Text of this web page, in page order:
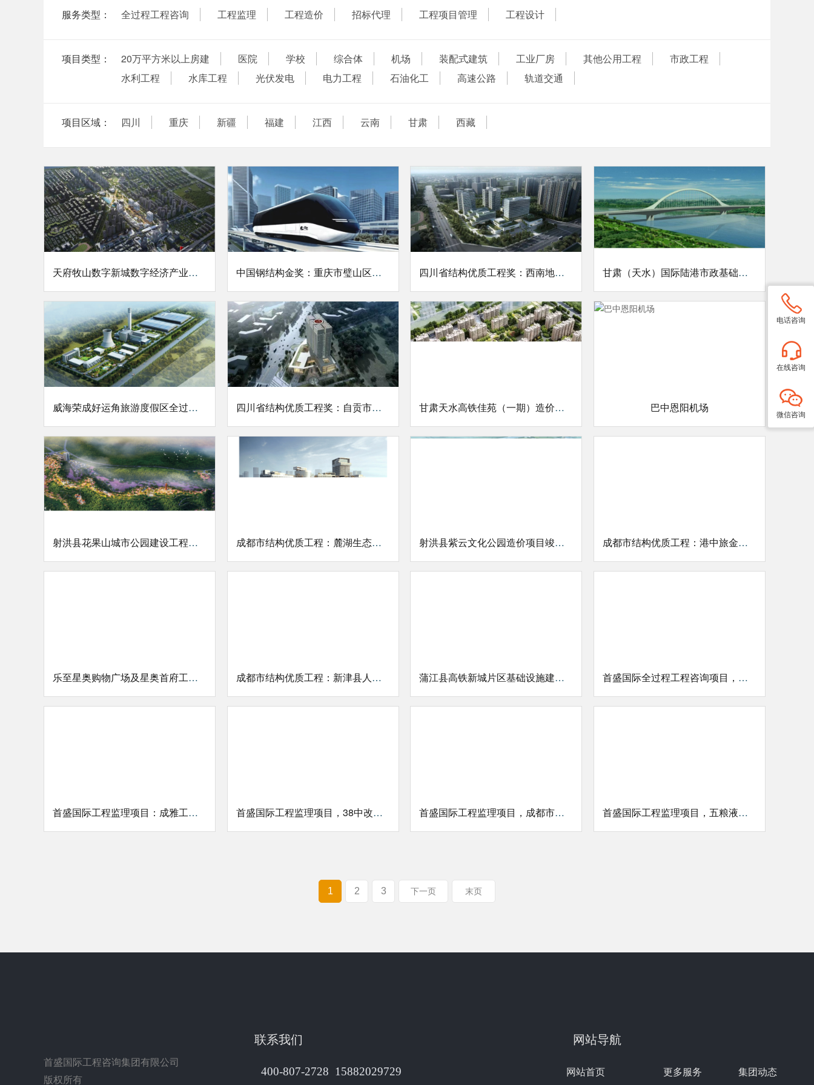
服务类型： 全过程工程咨询 工程监理 工程造价 招标代理 工程项目管理 工程设计
项目类型： 20万平方米以上房建 医院 学校 综合体 机场 装配式建筑 工业厂房 其他公用工程
市政工程
水利工程
水库工程 光伏发电 电力工程 石油化工 高速公路 轨道交通
项目区域： 四川 重庆 新疆 福建 江西 云南 甘肃 西藏
天府牧山数字新城数字经济产业园一期造价项目 中国钢结构金奖：重庆市璧山区胶轮有轨电车工程 四川省结构优质工程奖：西南地质科技创新中心项目 甘肃（天水）国际陆港市政基础设施工程一期PPP造价项目编制清单及控制价
威海荣成好运角旅游度假区全过程工程咨询项目 四川省结构优质工程奖：自贡市国家档案馆建设项目、自贡市井盐历史档案研究中心项目 甘肃天水高铁佳苑（一期）造价项目竣工结算审计 巴中恩阳机场
射洪县花果山城市公园建设工程造价项目 成都市结构优质工程：麓湖生态城A2-2组团 射洪县紫云文化公园造价项目竣工结算审计 成都市结构优质工程：港中旅金堂温泉度假区项目
乐至星奥购物广场及星奥首府工程造价项目 成都市结构优质工程：新津县人居兴普兴街道骑龙村四组、十一组人才公寓建设项目 蒲江县高铁新城片区基础设施建设工程造价项目 首盛国际全过程工程咨询项目，吉安县传染病医院建设项目
首盛国际工程监理项目：成雅工业园区（一期）污水处理厂、截污干管及配套项目 首盛国际工程监理项目，38中改造提升工程 首盛国际工程监理项目，成都市实验外国语学校 首盛国际工程监理项目，五粮液股份有限公司30万吨陶坛陈酿酒库工程
1 2 3 下一页 末页
首盛国际工程咨询集团有限公司
版权所有
联系我们
400-807-2728 15882029729
网站导航
网站首页 更多服务 集团动态
电话咨询
在线咨询
微信咨询